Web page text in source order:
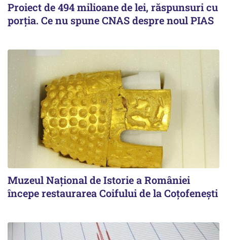
Proiect de 494 milioane de lei, răspunsuri cu
porția. Ce nu spune CNAS despre noul PIAS
Muzeul Național de Istorie a României
începe restaurarea Coifului de la Coțofenești